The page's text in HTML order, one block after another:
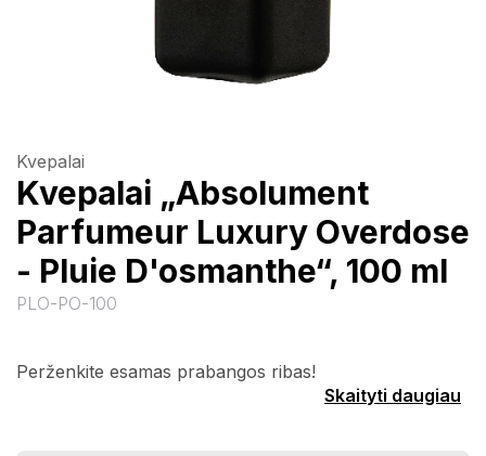
Kvepalai
Kvepalai „Absolument
Parfumeur Luxury Overdose
- Pluie D'osmanthe“, 100 ml
PLO-PO-100
Perženkite esamas prabangos ribas!
Skaityti daugiau